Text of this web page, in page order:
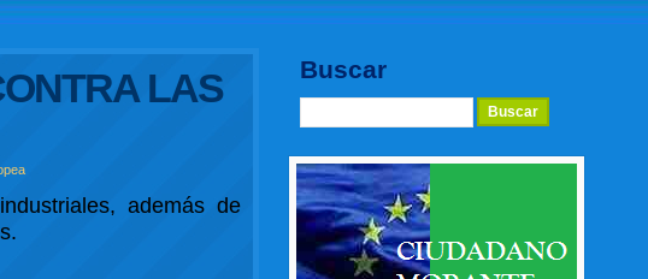
Buscar
LAS
además de